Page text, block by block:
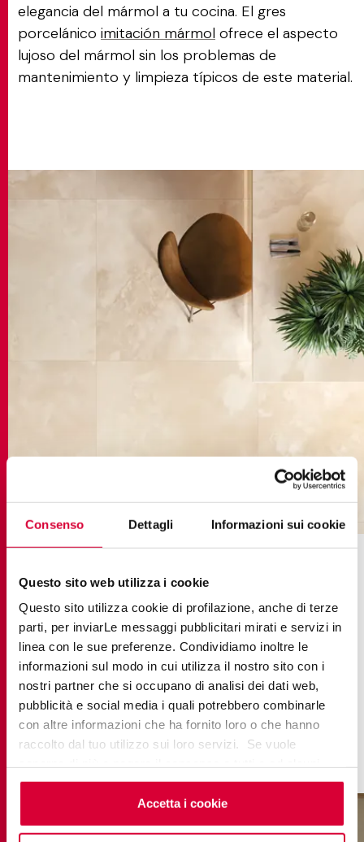
Consenso Dettagli Informazioni sui cookie
Questo sito web utilizza i cookie
Questo sito utilizza cookie di profilazione, anche di terze
parti, per inviarLe messaggi pubblicitari mirati e servizi in
linea con le sue preferenze. Condividiamo inoltre le
informazioni sul modo in cui utilizza il nostro sito con i
nostri partner che si occupano di analisi dei dati web,
pubblicità e social media i quali potrebbero combinarle
con altre informazioni che ha fornito loro o che hanno
raccolto dal tuo utilizzo sui loro servizi. Se vuole
cookieclicchi qui. Il consenso può essere espresso
cliccando sul tasto “Accetta i cookie”. Se non vuole i
cookie di profilazione può negare il consenso sul tasto
Accetta i cookie
elegancia del mármol a tu cocina. El gres
porcelánico imitación mármol ofrece el aspecto
lujoso del mármol sin los problemas de
mantenimiento y limpieza típicos de este material.
acogedor, lacolección Journey
porcelánicoimitación maderadecorado. Esta
colección aporta a la cocina la calidez y el
encanto de la madera natural, sin las
preocupaciones de las manchas y el desgaste
típicos de los materiales naturales.